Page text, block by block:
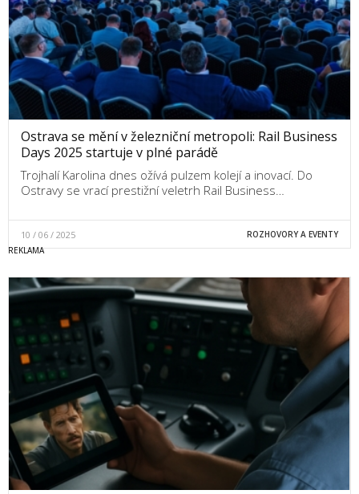
Ostrava se mění v železniční metropoli: Rail Business
Days 2025 startuje v plné parádě
Trojhalí Karolina dnes ožívá pulzem kolejí a inovací. Do
Ostravy se vrací prestižní veletrh Rail Business…
10 / 06 / 2025 ROZHOVORY A EVENTY